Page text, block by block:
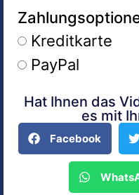
Kreditkarte
PayPal
Alternative:
Hat Ihnen das
es mit
Facebook